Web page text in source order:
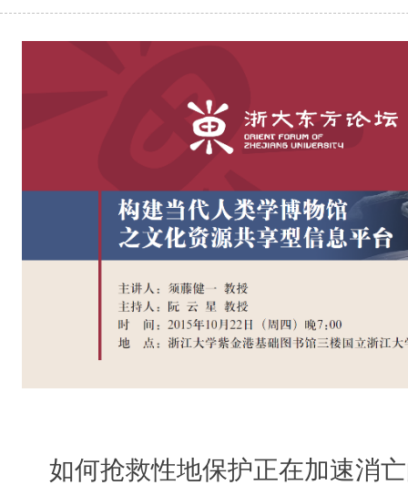
如何抢救性地保护正在加速消